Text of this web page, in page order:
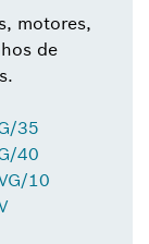
motores,
de
35
40
10